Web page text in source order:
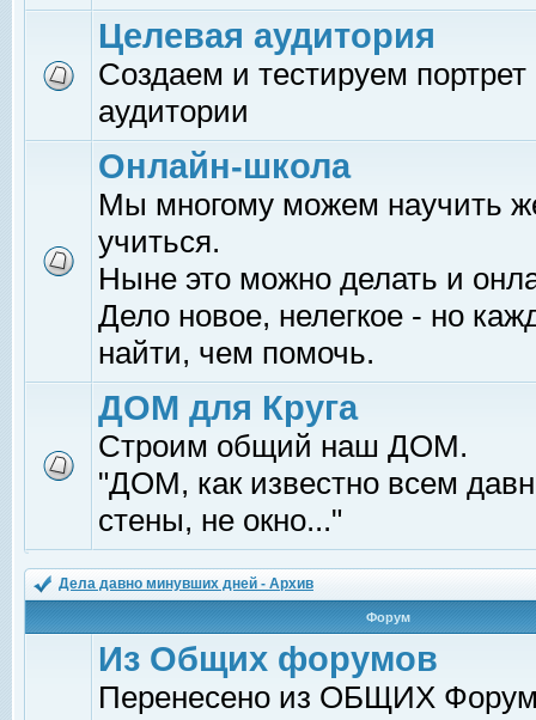
Целевая аудитория
Создаем и тестируем
аудитории
Онлайн-школа
Мы многому можем научить
учиться.
Ныне это можно делать и
Дело новое, нелегкое - но
найти, чем помочь.
ДОМ для Круга
Строим общий наш ДОМ.
"ДОМ, как известно всем
стены, не окно..."
Дела давно минувших дней - Архив
Форум
Из Общих форумов
Перенесено из ОБЩИХ